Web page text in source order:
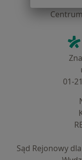
01-
Sąd Rejonowy